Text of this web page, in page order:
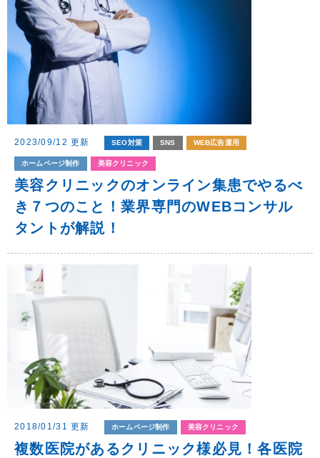
2023/09/12 更新 SEO対策 SNS WEB広告運用
ホームページ制作 美容クリニック
美容クリニックのオンライン集患でやるべ
き７つのこと！業界専門のWEBコンサル
タントが解説！
2018/01/31 更新 ホームページ制作 美容クリニック
複数医院があるクリニック様必見！各医院